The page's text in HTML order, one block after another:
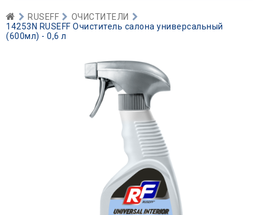
RUSEFF
ОЧИСТИТЕЛИ
14253N RUSEFF Очиститель салона универсальный
(600мл) - 0,6 л